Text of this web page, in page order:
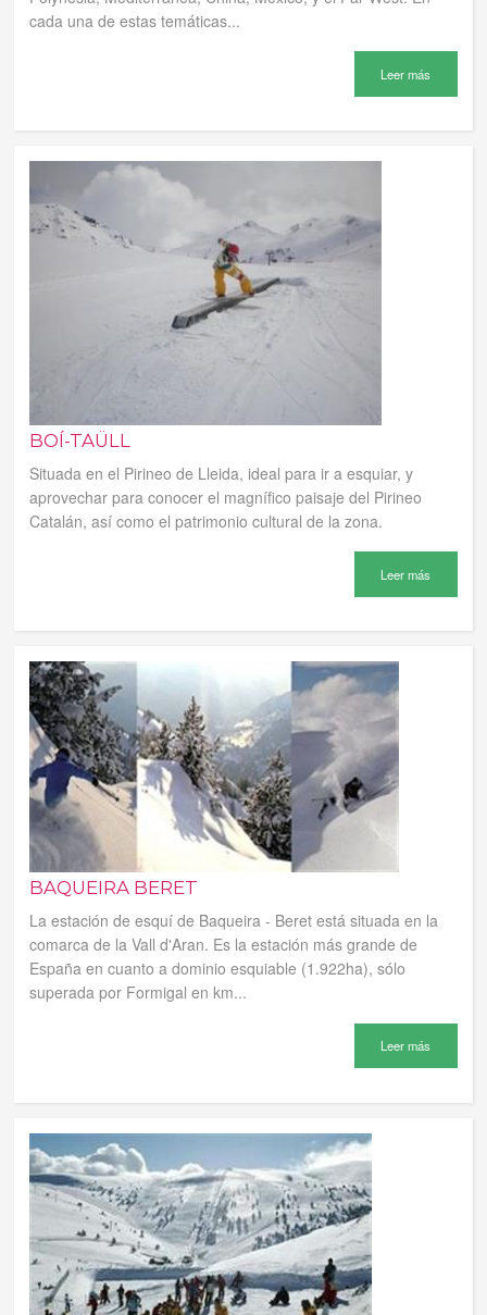
cada una de estas temáticas...
Leer más
BOÍ-TAÜLL
Situada en el Pirineo de Lleida, ideal para ir a esquiar, y
aprovechar para conocer el magnífico paisaje del Pirineo
Catalán, así como el patrimonio cultural de la zona.
Leer más
BAQUEIRA BERET
La estación de esquí de Baqueira - Beret está situada en la
comarca de la Vall d'Aran. Es la estación más grande de
España en cuanto a dominio esquiable (1.922ha), sólo
superada por Formigal en km...
Leer más